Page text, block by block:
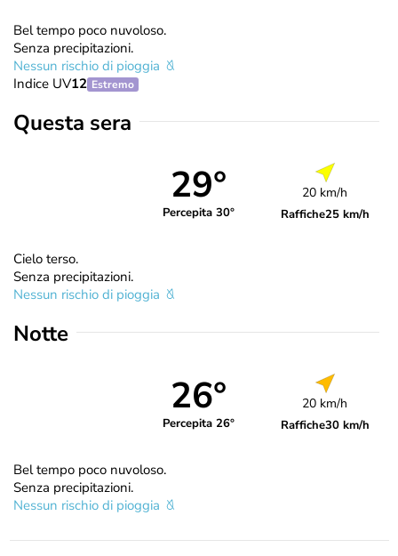
Bel tempo poco nuvoloso.
Senza precipitazioni.
Nessun rischio di pioggia
Indice UV12 Estremo
Questa sera
29°
Percepita 30°
20 km/h
Raffiche25 km/h
Cielo terso.
Senza precipitazioni.
Nessun rischio di pioggia
Notte
26°
Percepita 26°
20 km/h
Raffiche30 km/h
Bel tempo poco nuvoloso.
Senza precipitazioni.
Nessun rischio di pioggia